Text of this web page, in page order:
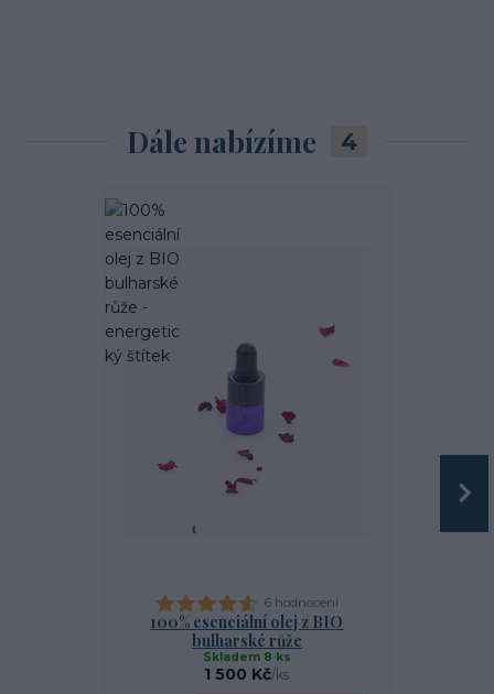
Dále nabízíme 4
6 hodnocení
100% esenciální olej z BIO
bulharské růže
1 500 Kč/ks
Skladem 8 ks